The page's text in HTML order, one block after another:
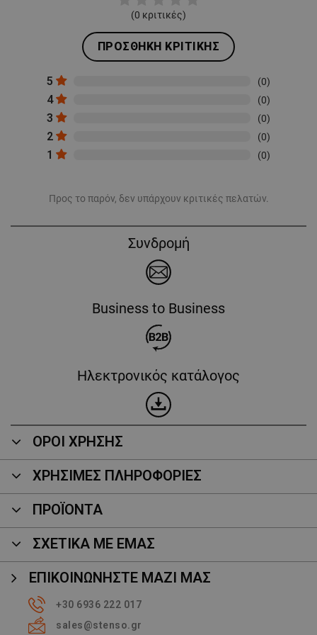
(0 κριτικές)
ΠΡΟΣΘΉΚΗ ΚΡΙΤΙΚΉΣ
5 (0)
4 (0)
3 (0)
2 (0)
1 (0)
Προς το παρόν, δεν υπάρχουν κριτικές πελατών.
Συνδρομή
Business to Business
Ηλεκτρονικός κατάλογος
ΟΡΟΙ ΧΡΗΣΗΣ
ΧΡΗΣΙΜΕΣ ΠΛΗΡΟΦΟΡΙΕΣ
ΠΡΟΪΌΝΤΑ
ΣΧΕΤΙΚΑ ΜΕ ΕΜΑΣ
ΕΠΙΚΟΙΝΩΝΉΣΤΕ ΜΑΖΊ ΜΑΣ
+30 6936 222 017
sales@stenso.gr